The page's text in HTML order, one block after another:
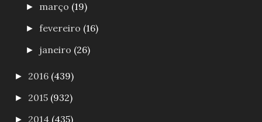
► março (19)
►fevereiro (16)
► janeiro (26)
► 2016 (439)
► 2015 (932)
► 2014 (435)